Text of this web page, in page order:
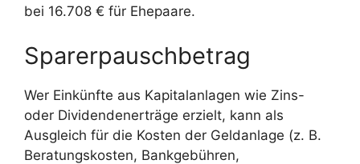
bei 16.708 € für Ehepaare.
Sparerpauschbetrag
Wer Einkünfte aus Kapitalanlagen wie Zins-
oder Dividendenerträge erzielt, kann als
Ausgleich für die Kosten der Geldanlage (z. B.
Beratungskosten, Bankgebühren,